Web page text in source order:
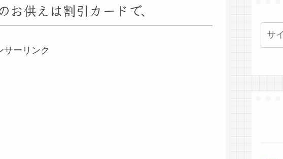
供えは割引カードで、
サーリンク